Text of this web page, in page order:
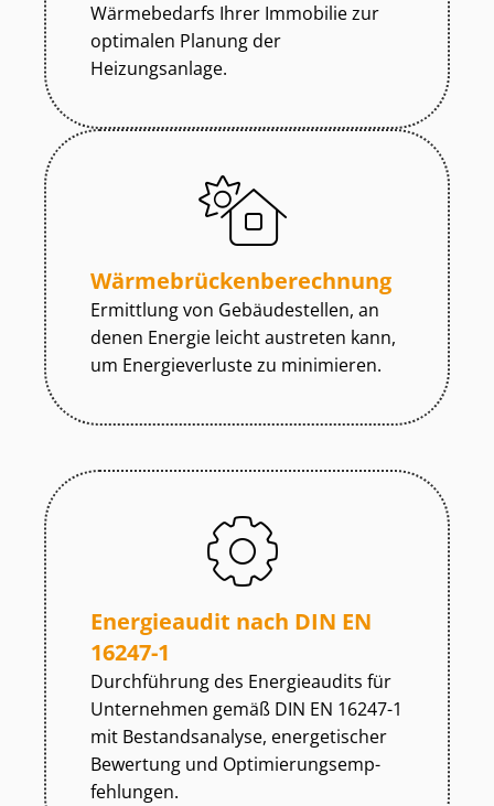
Wärmebedarfs Ihrer Immobilie zur
optimalen Planung der
Heizungsanlage.
Wär­me­brü­cken­be­rech­nung
Ermittlung von Gebäudestellen, an
denen Energie leicht austreten kann,
um Energieverluste zu minimieren.
Energieaudit nach DIN EN
16247-1
Durchführung des Energieaudits für
Unternehmen gemäß DIN EN 16247-1
mit Bestandsanalyse, energetischer
Bewertung und Op­ti­mie­rungs­emp­
feh­lun­gen.